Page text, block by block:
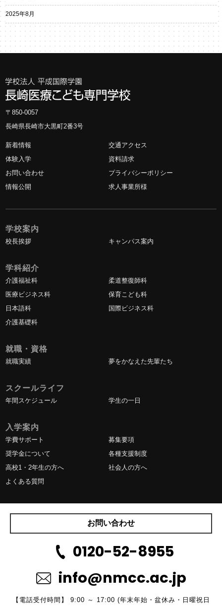
2025年8月
〒850-0057
長崎県長崎市大黒町2番3号
新着情報
交通アクセス
体験入学
資料請求
お問い合わせ
プライバシーポリシー
情報公開
求人事業所様
学校案内
校長挨拶 キャンパス案内
学科紹介
介護福祉科
柔道整復師科
医療ビジネス科
保育こども科
日本語科
国際ビジネス科
介護基礎科
就職・資格
就職実績 夢をかなえた先輩たち
スクールライフ
年間スケジュール 学生の一日
入学案内
学費サポート
募集要項
奨学金について
各種支援制度
高校1・2年生の方へ
社会人の方へ
よくある質問
お問い合わせ
0120-52-8955
info@nmcc.ac.jp
【電話受付時間】 9:00 ～ 17:00 (年末年始・盆休み・日曜祝日